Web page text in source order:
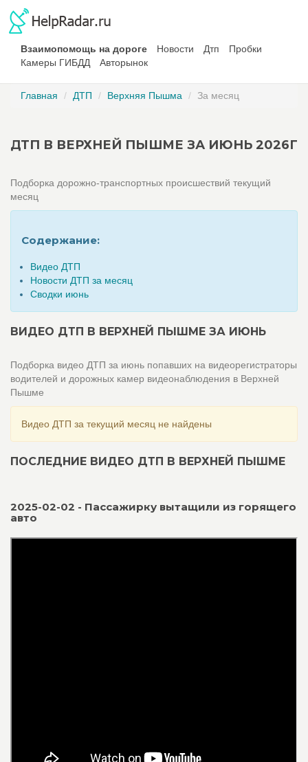
Взаимопомощь на дороге Новости Дтп
Пробки
Камеры ГИБДД
Авторынок
Главная ДТП Верхняя Пышма За месяц
ДТП В ВЕРХНЕЙ ПЫШМЕ ЗА ИЮНЬ 2026Г
Подборка дорожно-транспортных происшествий текущий
месяц
Содержание:
Видео ДТП
Новости ДТП за месяц
Сводки июнь
ВИДЕО ДТП В ВЕРХНЕЙ ПЫШМЕ ЗА ИЮНЬ
Подборка видео ДТП за июнь попавших на видеорегистраторы
водителей и дорожных камер видеонаблюдения в Верхней
Пышме
Видео ДТП за текущий месяц не найдены
ПОСЛЕДНИЕ ВИДЕО ДТП В ВЕРХНЕЙ ПЫШМЕ
2025-02-02 - Пассажирку вытащили из горящего
авто